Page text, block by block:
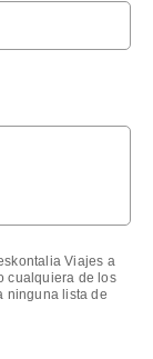
Viajes a
cualquiera de los
ninguna lista de